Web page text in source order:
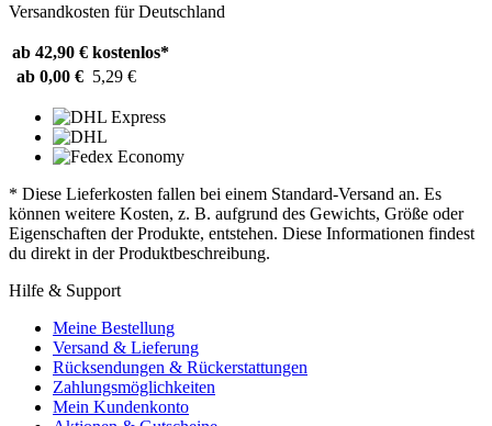
Versandkosten für Deutschland
ab 42,90 € kostenlos*
ab 0,00 € 5,29 €
* Diese Lieferkosten fallen bei einem Standard-Versand an. Es
können weitere Kosten, z. B. aufgrund des Gewichts, Größe oder
Eigenschaften der Produkte, entstehen. Diese Informationen findest
du direkt in der Produktbeschreibung.
Hilfe & Support
Meine Bestellung
Versand & Lieferung
Rücksendungen & Rückerstattungen
Zahlungsmöglichkeiten
Mein Kundenkonto